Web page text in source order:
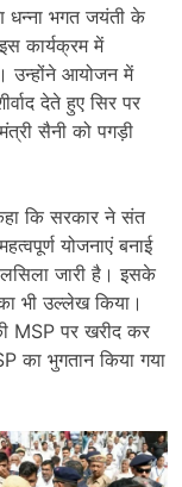
धन्ना भगत जयंती के
कार्यक्रम में
उन्होंने आयोजन में
देते हुए सिर पर
सैनी को पगड़ी
कि सरकार ने संत
योजनाएं बनाई
जारी है। इसके
भी उल्लेख किया।
MSP पर खरीद कर
का भुगतान किया गया